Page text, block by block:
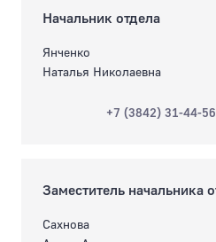
Начальник отдела
Янченко
Наталья Николаевна
+7 (3842) 31-44-56
Заместитель начальника
Сахнова